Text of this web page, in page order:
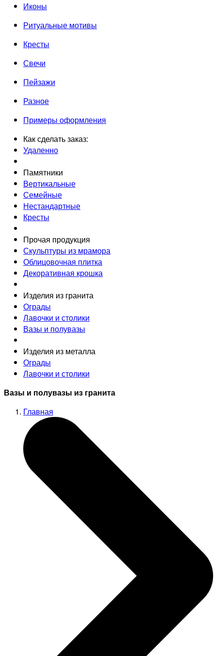
Иконы
Ритуальные мотивы
Кресты
Свечи
Пейзажи
Разное
Примеры оформления
Как сделать заказ:
Удаленно
Памятники
Вертикальные
Семейные
Нестандартные
Кресты
Прочая продукция
Скульптуры из мрамора
Облицовочная плитка
Декоративная крошка
Изделия из гранита
Ограды
Лавочки и столики
Вазы и полувазы
Изделия из металла
Ограды
Лавочки и столики
Вазы и полувазы из гранита
Главная